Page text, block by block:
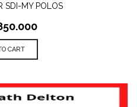
SDI-MY POLOS
CART